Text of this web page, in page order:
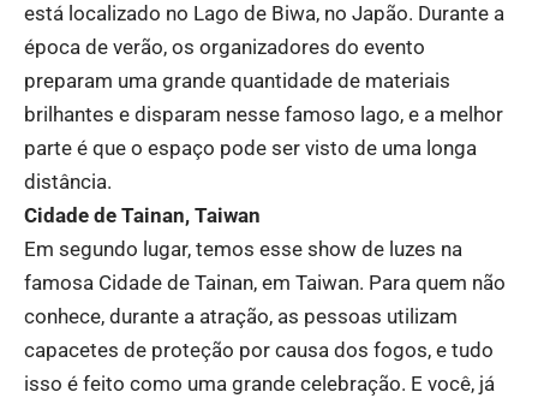
está localizado no Lago de Biwa, no Japão. Durante a
época de verão, os organizadores do evento
preparam uma grande quantidade de materiais
brilhantes e disparam nesse famoso lago, e a melhor
parte é que o espaço pode ser visto de uma longa
distância.
Cidade de Tainan, Taiwan
Em segundo lugar, temos esse show de luzes na
famosa Cidade de Tainan, em Taiwan. Para quem não
conhece, durante a atração, as pessoas utilizam
capacetes de proteção por causa dos fogos, e tudo
isso é feito como uma grande celebração. E você, já